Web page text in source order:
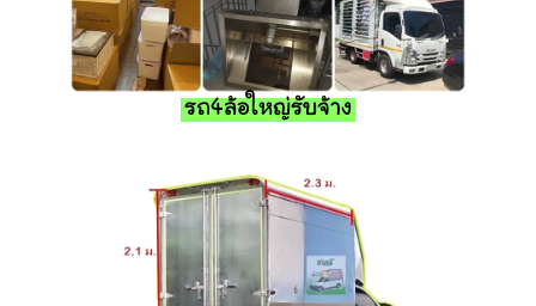
รถ4ล้อใหญ่รับจ้าง